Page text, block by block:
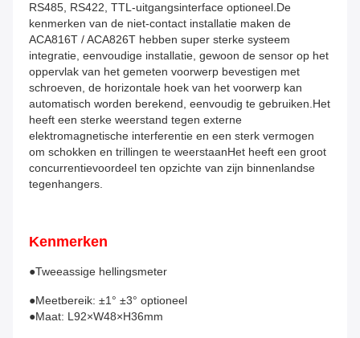
RS485, RS422, TTL-uitgangsinterface optioneel.De
kenmerken van de niet-contact installatie maken de
ACA816T / ACA826T hebben super sterke systeem
integratie, eenvoudige installatie, gewoon de sensor op het
oppervlak van het gemeten voorwerp bevestigen met
schroeven, de horizontale hoek van het voorwerp kan
automatisch worden berekend, eenvoudig te gebruiken.Het
heeft een sterke weerstand tegen externe
elektromagnetische interferentie en een sterk vermogen
om schokken en trillingen te weerstaanHet heeft een groot
concurrentievoordeel ten opzichte van zijn binnenlandse
tegenhangers.
Kenmerken
●Tweeassige hellingsmeter
●Meetbereik: ±1° ±3° optioneel
●Maat: L92×W48×H36mm